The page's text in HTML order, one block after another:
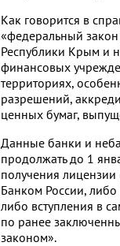
Как говорится в
«федеральный закон
Республики Крым и
финансовых
территориях,
разрешений,
ценных бумаг,
Данные банки и
продолжать до 1
получения лицензии
Банком России,
либо вступления в
по ранее
законом».